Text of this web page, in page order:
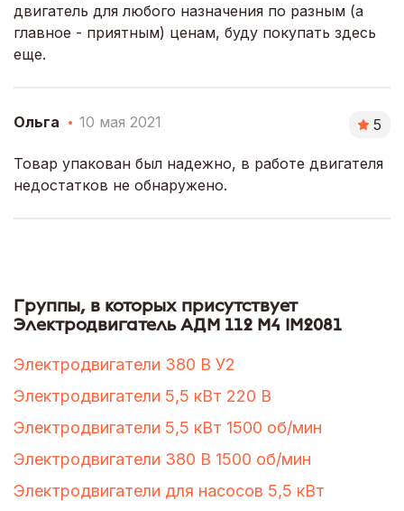
двигатель для любого назначения по разным (а
главное - приятным) ценам, буду покупать здесь
еще.
Ольга 10 мая 2021 5
Товар упакован был надежно, в работе двигателя
недостатков не обнаружено.
Группы, в которых присутствует
Электродвигатель АДМ 112 М4 IM2081
Электродвигатели 380 В У2
Электродвигатели 5,5 кВт 220 В
Электродвигатели 5,5 кВт 1500 об/мин
Электродвигатели 380 В 1500 об/мин
Электродвигатели для насосов 5,5 кВт